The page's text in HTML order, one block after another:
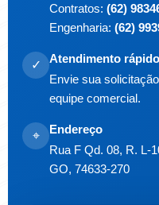
Contratos: (62)
Engenharia: (62)
✓
Atendimento rápido
Envie sua
equipe comercial.
⌖
Endereço
Rua F Qd. 08, R. L-
GO, 74633-270